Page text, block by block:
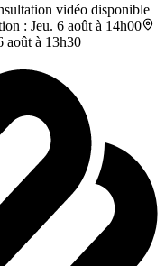
vidéo disponible
: Jeu. 6 août à 14h00
août à 13h30